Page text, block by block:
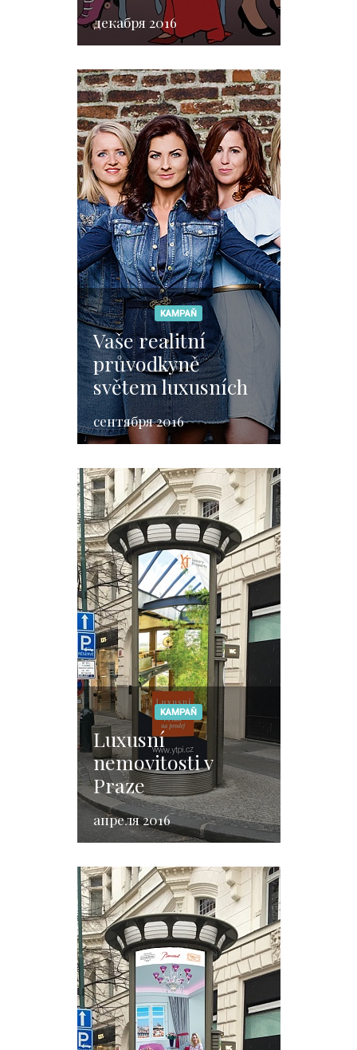
декабря 2016
KAMPAŇ
Vaše realitní
průvodkyně
světem luxusních
investic
сентября 2016
KAMPAŇ
Luxusní
nemovitosti v
Praze
апреля 2016